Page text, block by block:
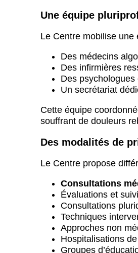
Une équipe
Le Centre mobilise une
Des médecins
Des infirmières
Des
Un secrétariat
Cette équipe
souffrant de douleurs
Des modalités de
Le Centre propose
Consultations
Évaluations et
Consultations
Techniques
Approches non
Hospitalisations
Groupes